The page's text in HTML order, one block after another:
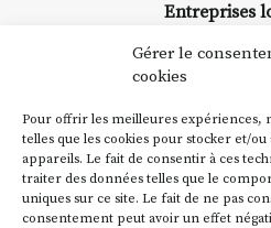
Gérer le
cookies
Pour offrir les meilleures expériences,
telles que les cookies pour stocker et/
appareils. Le fait de consentir à ces
traiter des données telles que le
uniques sur ce site. Le fait de ne pas
consentement peut avoir un effet
caves,
Fumoir
d’autres
la Petite
Charbon
« off »
Entreprises
Suivez toute